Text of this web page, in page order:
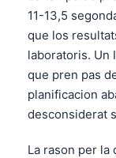
11-13,5
que los
laboratoris. Un
que pren pas
planificacion
desconsiderat
La rason per la
Cebuano
ئۇيغۇرچە
Татар